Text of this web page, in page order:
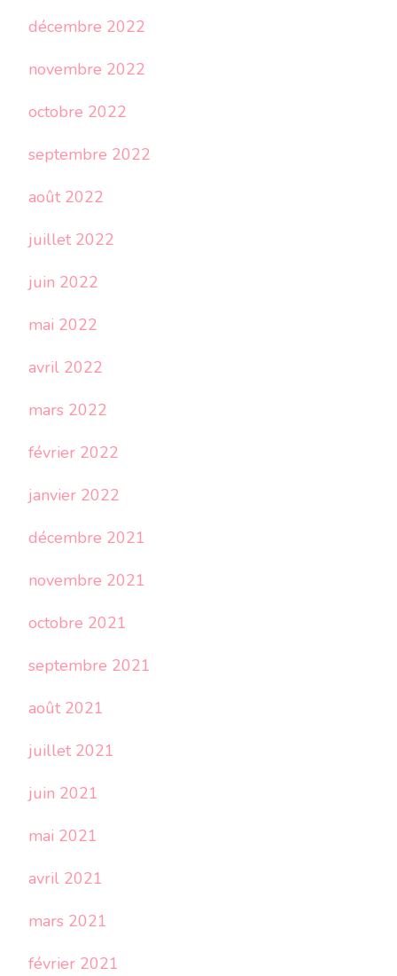
décembre 2022
novembre 2022
octobre 2022
septembre 2022
août 2022
juillet 2022
juin 2022
mai 2022
avril 2022
mars 2022
février 2022
janvier 2022
décembre 2021
novembre 2021
octobre 2021
septembre 2021
août 2021
juillet 2021
juin 2021
mai 2021
avril 2021
mars 2021
février 2021